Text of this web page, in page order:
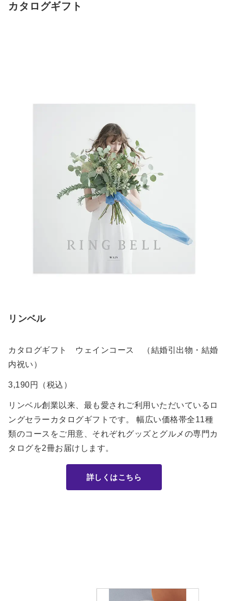
カタログギフト
リンベル
カタログギフト ウェインコース （結婚引出物・結婚
内祝い）
3,190円（税込）
リンベル創業以来、最も愛されご利用いただいているロ
ングセラーカタログギフトです。 幅広い価格帯全11種
類のコースをご用意、それぞれグッズとグルメの専門カ
タログを2冊お届けします。
詳しくはこちら